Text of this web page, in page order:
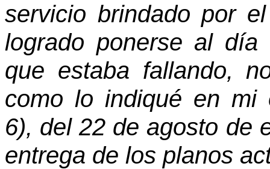
servicio brindado por
logrado ponerse al
que estaba fallando,
como lo indiqué en mi
6), del 22 de agosto de
entrega de los planos